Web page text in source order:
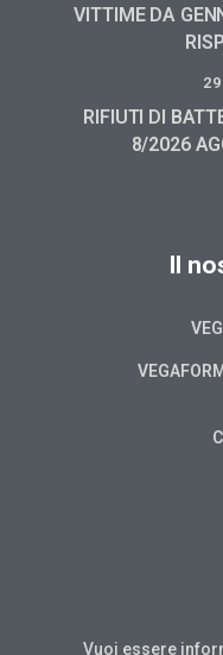
VITTIME DA
RIFIUTI DI
8/2026
Il
Vuoi essere